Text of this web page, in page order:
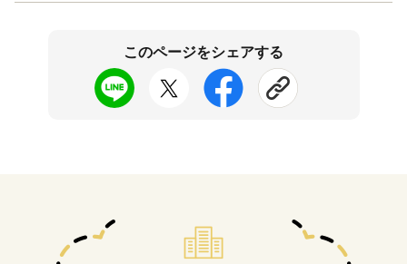
このページをシェアする